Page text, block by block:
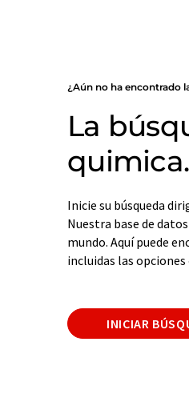
¿Aún no ha encontrado
La
Inicie su búsqueda
Nuestra base de
mundo. Aquí puede
incluidas las
INICIAR